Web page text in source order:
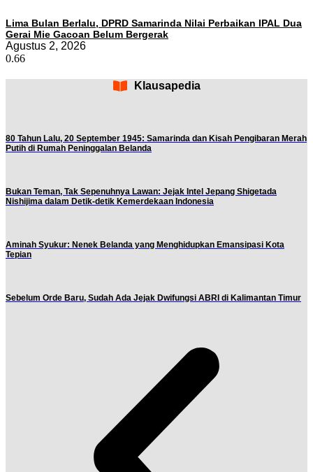
Lima Bulan Berlalu, DPRD Samarinda Nilai Perbaikan IPAL Dua
Gerai Mie Gacoan Belum Bergerak
Agustus 2, 2026
Klausapedia
80 Tahun Lalu, 20 September 1945: Samarinda dan Kisah Pengibaran Merah
Putih di Rumah Peninggalan Belanda
Bukan Teman, Tak Sepenuhnya Lawan: Jejak Intel Jepang Shigetada
Nishijima dalam Detik-detik Kemerdekaan Indonesia
Aminah Syukur: Nenek Belanda yang Menghidupkan Emansipasi Kota
Tepian
Sebelum Orde Baru, Sudah Ada Jejak Dwifungsi ABRI di Kalimantan Timur